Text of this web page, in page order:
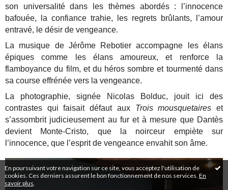
En poursuivant votre navigation sur ce site, vous acceptez l'utilisation de
cookies. Ces derniers assurent le bon fonctionnement de nos services. En
savoir plus
son universalité dans les thèmes abordés : l’innocence
bafouée, la confiance trahie, les regrets brûlants, l’amour
entravé, le désir de vengeance.
La musique de Jérôme Rebotier accompagne les élans
épiques comme les élans amoureux, et renforce la
flamboyance du film, et du héros sombre et tourmenté dans
sa course effrénée vers la vengeance.
La photographie, signée Nicolas Bolduc, jouit ici des
contrastes qui faisait défaut aux Trois mousquetaires et
s’assombrit judicieusement au fur et à mesure que Dantès
devient Monte-Cristo, que la noirceur empiète sur
l’innocence, que l’esprit de vengeance envahit son âme.